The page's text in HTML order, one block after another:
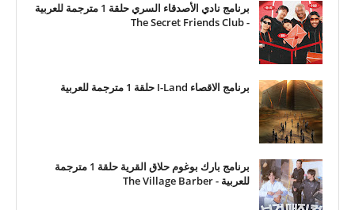
برنامج نادي الأصدقاء السري حلقة 1 مترجمة للعربية
- The Secret Friends Club
برنامج الاقصاء I-Land حلقة 1 مترجمة للعربية
برنامج بارك بوغوم حلاق القرية حلقة 1 مترجمة
للعربية - The Village Barber